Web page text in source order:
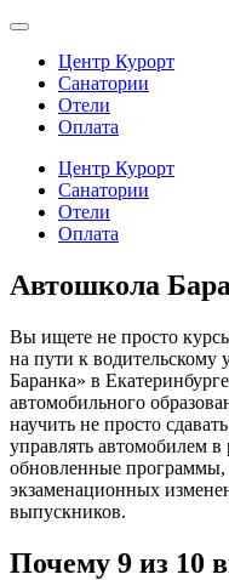
Центр Курорт
Санатории
Отели
Оплата
Центр Курорт
Санатории
Отели
Оплата
Автошкола
Вы ищете не просто
на пути к водительскому
Баранка» в
автомобильного
научить не просто
управлять автомобилем
обновленные программы,
экзаменационных
выпускников.
Почему 9 из 10